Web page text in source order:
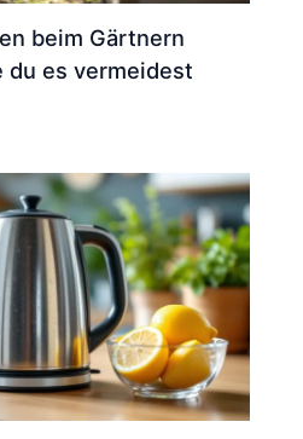
beim Gärtnern
du es vermeidest